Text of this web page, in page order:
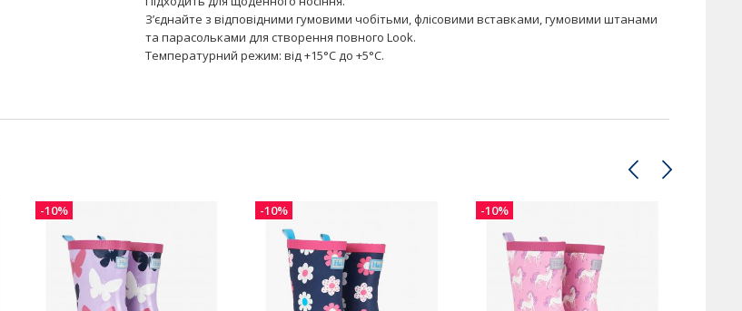
З’єднайте з відповідними гумовими чобітьми, флісовими вставками, гумовими штанами
та парасольками для створення повного Look.
Температурний режим: від +15°C до +5°C.
-10% -10% -10%